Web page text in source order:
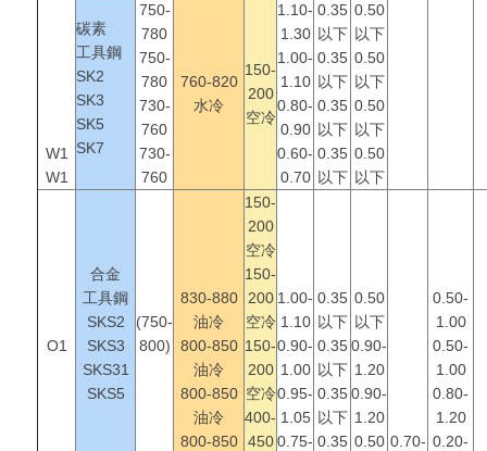
W1
W1
碳素
工具鋼
SK2
SK3
SK5
SK7
750-
780
750-
780
730-
760
730-
760
760-820
水冷
150-
200
空冷
1.10-
1.30
1.00-
1.10
0.80-
0.90
0.60-
0.70
0.35
以下
0.35
以下
0.35
以下
0.35
以下
0.50
以下
0.50
以下
0.50
以下
0.50
以下
O1
合金
工具鋼
SKS2
SKS3
SKS31
SKS5
(750-
800)
830-880
油冷
800-850
油冷
800-850
油冷
800-850
150-
200
空冷
150-
200
空冷
150-
200
空冷
400-
450
1.00-
1.10
0.90-
1.00
0.95-
1.05
0.75-
0.35
以下
0.35
以下
0.35
以下
0.35
0.50
以下
0.90-
1.20
0.90-
1.20
0.50 0.70-
0.50-
1.00
0.50-
1.00
0.80-
1.20
0.20-